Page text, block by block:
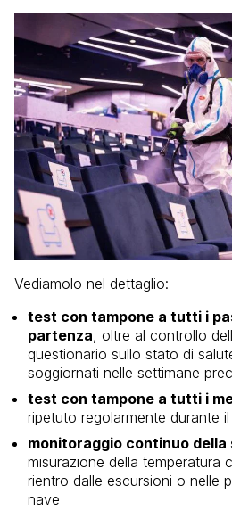
Vediamolo nel dettaglio:
test con tampone a tutti i
partenza, oltre al controllo
questionario sullo stato di
soggiornati nelle settimane
test con tampone a tutti i
ripetuto regolarmente durante
monitoraggio continuo
misurazione della temperatura
rientro dalle escursioni o nelle
nave